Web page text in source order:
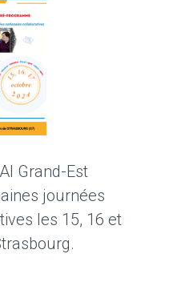
Grand-Est
journées
les 15, 16 et